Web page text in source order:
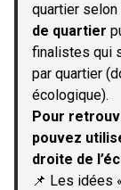
quartier selon
de quartier
finalistes qui
par quartier
écologique).
Pour
pouvez
droite de
📌 Les idées